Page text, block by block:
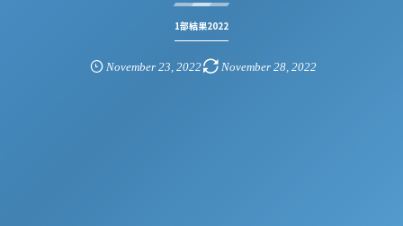
1部結果2022
November 23, 2022 November 28, 2022